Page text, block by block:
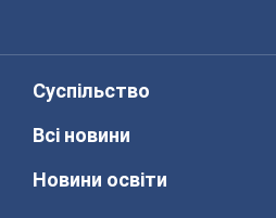
Суспільство
Всі новини
Новини освіти